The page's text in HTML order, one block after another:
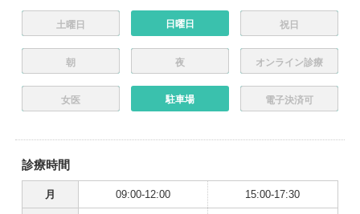
土曜日 日曜日 祝日
朝 夜 オンライン診療
女医 駐車場 電子決済可
診療時間
月 09:00-12:00 15:00-17:30